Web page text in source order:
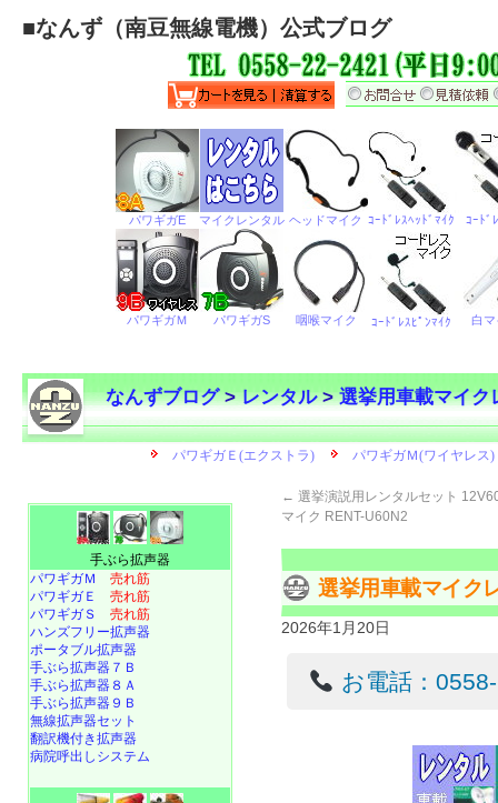
■なんず（南豆無線電機）公式ブログ
なんずブログ>レンタル>選挙用車載マイク
← 選挙演説用レンタルセット
マイク RENT-U60N2
選挙用車載マイク
2026年1月20日
お電話：
手ぶら拡声器
パワギガＭ 売れ筋
パワギガＥ 売れ筋
パワギガＳ 売れ筋
ハンズフリー拡声器
ポータブル拡声器
手ぶら拡声器７Ｂ
手ぶら拡声器８Ａ
手ぶら拡声器９Ｂ
無線拡声器セット
翻訳機付き拡声器
病院呼出しシステム